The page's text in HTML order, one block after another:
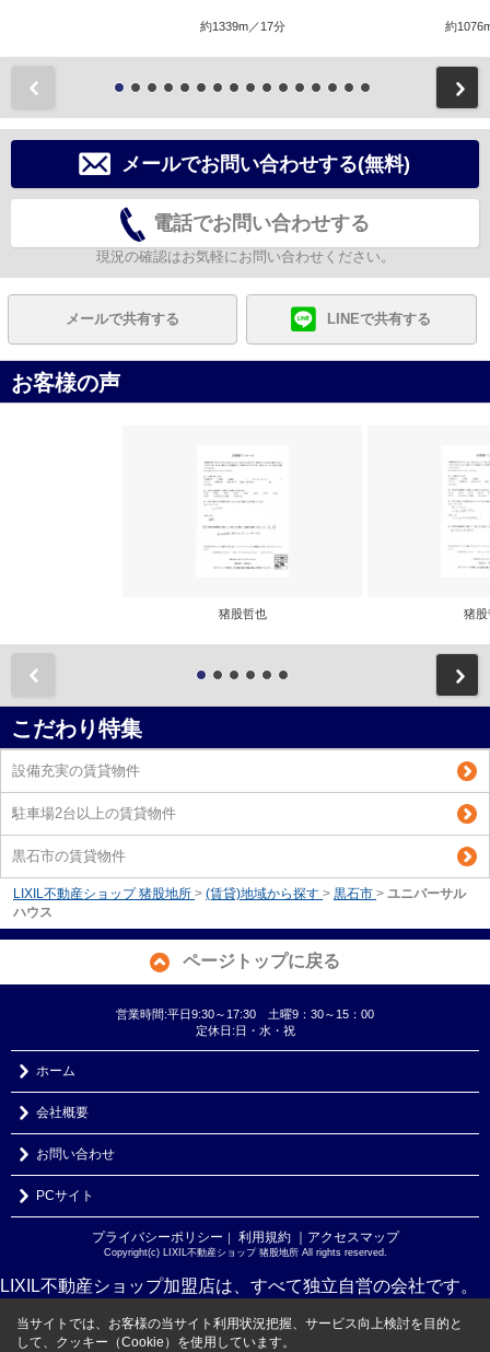
約1339m／17分 約
メールでお問い合わせする(無料)
電話でお問い合わせする
現況の確認はお気軽にお問い合わせください。
メールで共有する LINEで共有する
お客様の声
猪股哲也 猪股
こだわり特集
設備充実の賃貸物件
駐車場2台以上の賃貸物件
黒石市の賃貸物件
LIXIL不動産ショップ 猪股地所 > (賃貸)地域から探す > 黒石市 > ユニバーサル
ハウス
ページトップに戻る
営業時間:平日9:30～17:30 土曜9：30～15：00
定休日:日・水・祝
ホーム
会社概要
お問い合わせ
PCサイト
プライバシーポリシー 利用規約 ｜アクセスマップ
Copyright(c) LIXIL不動産ショップ 猪股地所 All rights reserved.
LIXIL不動産ショップ加盟店は、すべて独立自営の会社です。
当サイトでは、お客様の当サイト利用状況把握、サービス向上検討を目的と
して、クッキー（Cookie）を使用しています。